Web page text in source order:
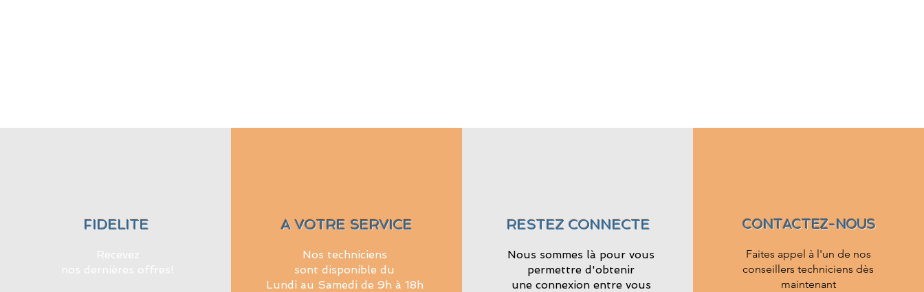
FIDELITE A VOTRE SERVICE
Nos techniciens
sont disponible du
Lundi au Samedi de 9h à 18h
RESTEZ CONNECTE
Nous sommes là pour vous
permettre d'obtenir
une connexion entre vous
CONTACTEZ-NOUS
Faites appel à l'un de nos
conseillers techniciens dès
maintenant